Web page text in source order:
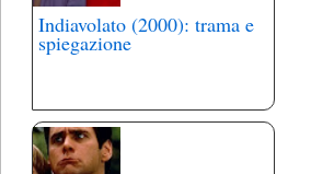
Indiavolato (2000): trama e
spiegazione